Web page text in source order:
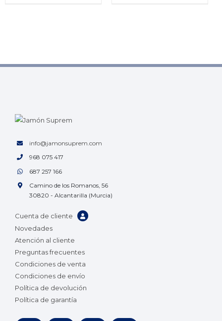
info@jamonsuprem.com
968 075 417
687 257 166
Camino de los Romanos, 56
30820 - Alcantarilla (Murcia)
Cuenta de cliente
Novedades
Atención al cliente
Preguntas frecuentes
Condiciones de venta
Condiciones de envío
Política de devolución
Política de garantía